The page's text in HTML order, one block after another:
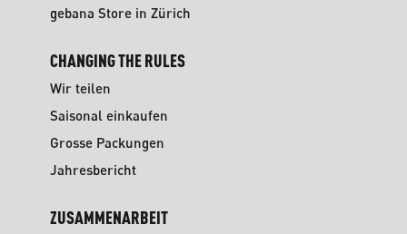
gebana Store in Zürich
CHANGING THE RULES
Wir teilen
Saisonal einkaufen
Grosse Packungen
Jahresbericht
ZUSAMMENARBEIT